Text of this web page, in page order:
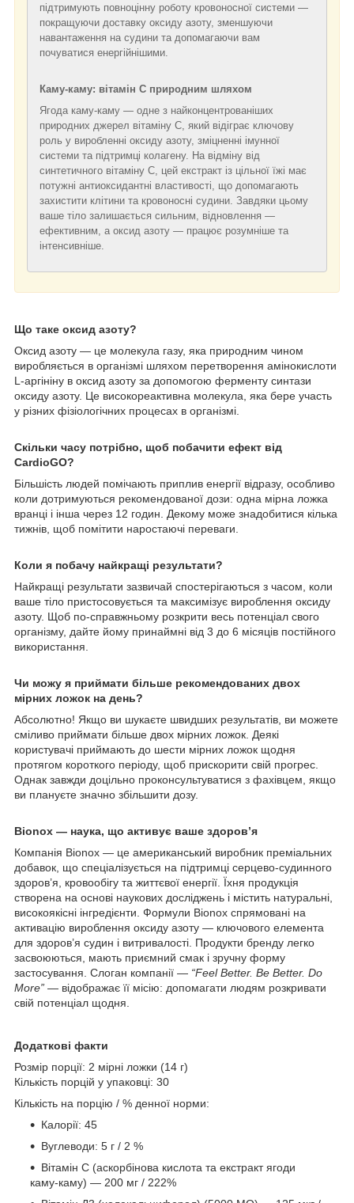
підтримують повноцінну роботу кровоносної системи —
покращуючи доставку оксиду азоту, зменшуючи
навантаження на судини та допомагаючи вам
почуватися енергійнішими.
Каму-каму: вітамін C природним шляхом
Ягода каму-каму — одне з найконцентрованіших
природних джерел вітаміну C, який відіграє ключову
роль у виробленні оксиду азоту, зміцненні імунної
системи та підтримці колагену. На відміну від
синтетичного вітаміну C, цей екстракт із цільної їжі має
потужні антиоксидантні властивості, що допомагають
захистити клітини та кровоносні судини. Завдяки цьому
ваше тіло залишається сильним, відновлення —
ефективним, а оксид азоту — працює розумніше та
інтенсивніше.
Що таке оксид азоту?
Оксид азоту — це молекула газу, яка природним чином
виробляється в організмі шляхом перетворення амінокислоти
L-аргініну в оксид азоту за допомогою ферменту синтази
оксиду азоту. Це високореактивна молекула, яка бере участь
у різних фізіологічних процесах в організмі.
Скільки часу потрібно, щоб побачити ефект від
CardioGO?
Більшість людей помічають приплив енергії відразу, особливо
коли дотримуються рекомендованої дози: одна мірна ложка
вранці і інша через 12 годин. Декому може знадобитися кілька
тижнів, щоб помітити наростаючі переваги.
Коли я побачу найкращі результати?
Найкращі результати зазвичай спостерігаються з часом, коли
ваше тіло пристосовується та максимізує вироблення оксиду
азоту. Щоб по-справжньому розкрити весь потенціал свого
організму, дайте йому принаймні від 3 до 6 місяців постійного
використання.
Чи можу я приймати більше рекомендованих двох
мірних ложок на день?
Абсолютно! Якщо ви шукаєте швидших результатів, ви можете
сміливо приймати більше двох мірних ложок. Деякі
користувачі приймають до шести мірних ложок щодня
протягом короткого періоду, щоб прискорити свій прогрес.
Однак завжди доцільно проконсультуватися з фахівцем, якщо
ви плануєте значно збільшити дозу.
Bionox — наука, що активує ваше здоров’я
Компанія Bionox — це американський виробник преміальних
добавок, що спеціалізується на підтримці серцево-судинного
здоров’я, кровообігу та життєвої енергії. Їхня продукція
створена на основі наукових досліджень і містить натуральні,
високоякісні інгредієнти. Формули Bionox спрямовані на
активацію вироблення оксиду азоту — ключового елемента
для здоров’я судин і витривалості. Продукти бренду легко
засвоюються, мають приємний смак і зручну форму
застосування. Слоган компанії — “Feel Better. Be Better. Do
More” — відображає її місію: допомагати людям розкривати
свій потенціал щодня.
Додаткові факти
Розмір порції: 2 мірні ложки (14 г)
Кількість порцій у упаковці: 30
Кількість на порцію / % денної норми:
Калорії: 45
Вуглеводи: 5 г / 2 %
Вітамін C (аскорбінова кислота та екстракт ягоди
каму-каму) — 200 мг / 222%